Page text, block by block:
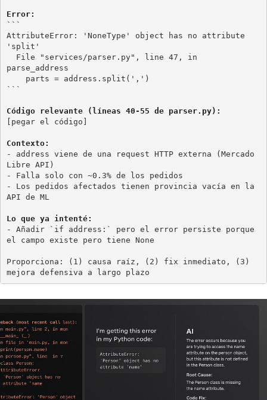
Error:
```
AttributeError: 'NoneType' object has no attribute
'split'
parse_address
```
Código relevante (líneas 40-55 de parser.py):
[pegar el código]
Contexto:
- address viene de una request HTTP externa (Mercado
Libre API)
- Falla solo con ~0.3% de los pedidos
- Los pedidos afectados tienen provincia vacía en la
API de ML
Lo que ya intenté:
- Añadir `if address:` pero el error persiste porque
el campo existe pero tiene None
Proporciona: (1) causa raíz, (2) fix inmediato, (3)
mejora defensiva a largo plazo